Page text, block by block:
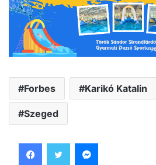
Forbes Karikó Katalin
Szeged